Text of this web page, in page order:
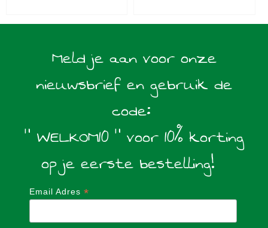
Meld je aan voor onze
nieuwsbrief en gebruik de
code:
" WELKOM10 " voor 10% korting
op je eerste bestelling!
Email Adres*